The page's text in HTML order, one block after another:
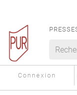
Connexion